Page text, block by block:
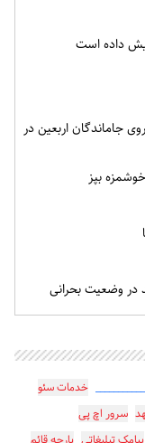
داده است
جاماندگان اربعین در
بپز
در وضعیت بحرانی
خدمات سئو
سرور اچ پی